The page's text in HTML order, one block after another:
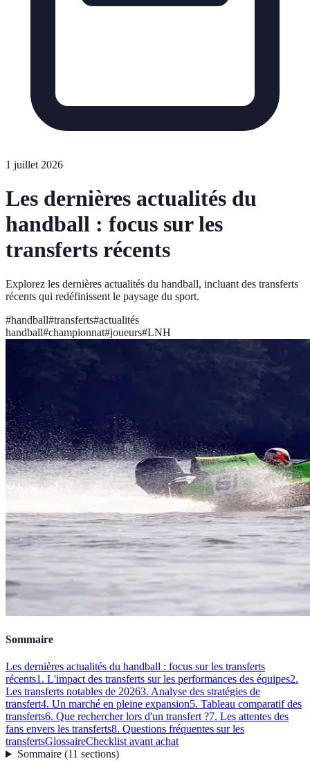
1 juillet 2026
Les dernières actualités du
handball : focus sur les
transferts récents
Explorez les dernières actualités du handball, incluant des transferts
récents qui redéfinissent le paysage du sport.
#handball#transferts#actualités
handball#championnat#joueurs#LNH
Sommaire
Les dernières actualités du handball : focus sur les transferts
récents1. L'impact des transferts sur les performances des équipes2.
Les transferts notables de 20263. Analyse des stratégies de
transfert4. Un marché en pleine expansion5. Tableau comparatif des
transferts6. Que rechercher lors d'un transfert ?7. Les attentes des
fans envers les transferts8. Questions fréquentes sur les
transfertsGlossaireChecklist avant achat
Sommaire(11 sections)